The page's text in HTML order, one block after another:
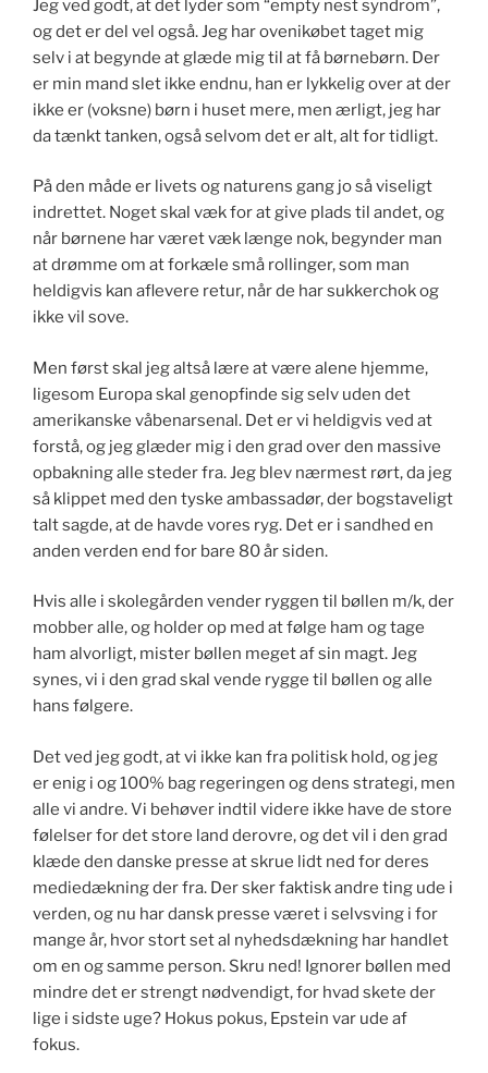
Jeg ved godt, at det lyder som “empty nest syndrom”,
og det er del vel også. Jeg har ovenikøbet taget mig
selv i at begynde at glæde mig til at få børnebørn. Der
er min mand slet ikke endnu, han er lykkelig over at der
ikke er (voksne) børn i huset mere, men ærligt, jeg har
da tænkt tanken, også selvom det er alt, alt for tidligt.
På den måde er livets og naturens gang jo så viseligt
indrettet. Noget skal væk for at give plads til andet, og
når børnene har været væk længe nok, begynder man
at drømme om at forkæle små rollinger, som man
heldigvis kan aflevere retur, når de har sukkerchok og
ikke vil sove.
Men først skal jeg altså lære at være alene hjemme,
ligesom Europa skal genopfinde sig selv uden det
amerikanske våbenarsenal. Det er vi heldigvis ved at
forstå, og jeg glæder mig i den grad over den massive
opbakning alle steder fra. Jeg blev nærmest rørt, da jeg
så klippet med den tyske ambassadør, der bogstaveligt
talt sagde, at de havde vores ryg. Det er i sandhed en
anden verden end for bare 80 år siden.
Hvis alle i skolegården vender ryggen til bøllen m/k, der
mobber alle, og holder op med at følge ham og tage
ham alvorligt, mister bøllen meget af sin magt. Jeg
synes, vi i den grad skal vende rygge til bøllen og alle
hans følgere.
Det ved jeg godt, at vi ikke kan fra politisk hold, og jeg
er enig i og 100% bag regeringen og dens strategi, men
alle vi andre. Vi behøver indtil videre ikke have de store
følelser for det store land derovre, og det vil i den grad
klæde den danske presse at skrue lidt ned for deres
mediedækning der fra. Der sker faktisk andre ting ude i
verden, og nu har dansk presse været i selvsving i for
mange år, hvor stort set al nyhedsdækning har handlet
om en og samme person. Skru ned! Ignorer bøllen med
mindre det er strengt nødvendigt, for hvad skete der
lige i sidste uge? Hokus pokus, Epstein var ude af
fokus.